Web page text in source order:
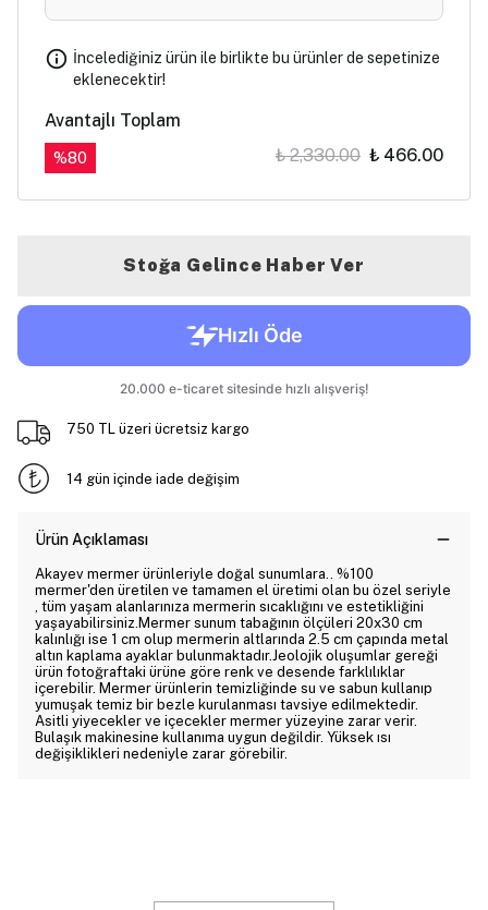
İncelediğiniz ürün ile birlikte bu ürünler de sepetinize
eklenecektir!
Avantajlı Toplam
%80 ₺ 2,330.00 ₺ 466.00
Stoğa Gelince Haber Ver
750 TL üzeri ücretsiz kargo
14 gün içinde iade değişim
Ürün Açıklaması
Akayev mermer ürünleriyle doğal sunumlara.. %100
mermer'den üretilen ve tamamen el üretimi olan bu özel seriyle
, tüm yaşam alanlarınıza mermerin sıcaklığını ve estetikliğini
yaşayabilirsiniz.Mermer sunum tabağının ölçüleri 20x30 cm
kalınlığı ise 1 cm olup mermerin altlarında 2.5 cm çapında metal
altın kaplama ayaklar bulunmaktadır.Jeolojik oluşumlar gereği
ürün fotoğraftaki ürüne göre renk ve desende farklılıklar
içerebilir. Mermer ürünlerin temizliğinde su ve sabun kullanıp
yumuşak temiz bir bezle kurulanması tavsiye edilmektedir.
Asitli yiyecekler ve içecekler mermer yüzeyine zarar verir.
Bulaşık makinesine kullanıma uygun değildir. Yüksek ısı
değişiklikleri nedeniyle zarar görebilir.